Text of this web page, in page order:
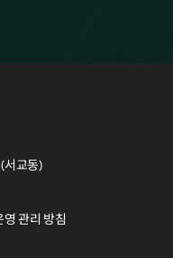
서교동)
관리 방침